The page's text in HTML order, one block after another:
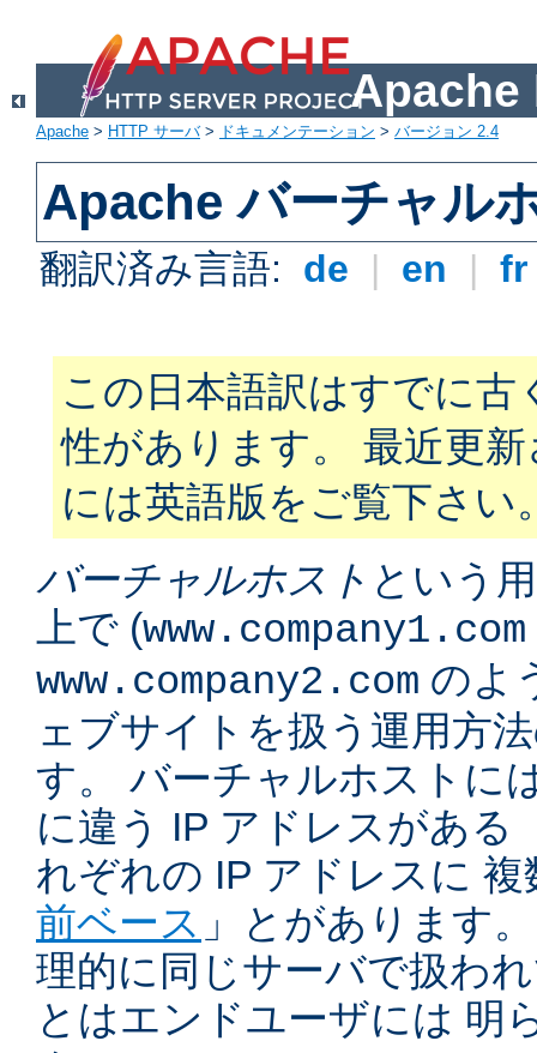
Apache
Apache > HTTP サーバ> ドキュメンテーション > バージョン 2.4
Apache バーチャル
翻訳済み言語: de | en |
この日本語訳はすでに古
性があります。 最近更
には英語版をご覧下さい
バーチャルホスト という
上で (www.company1.com
www.company2.com のよ
ェブサイトを扱う運用方
す。 バーチャルホストに
に違う IP アドレスがある
れぞれの IP アドレスに
前ベース 」とがあります
理的に同じサーバで扱わ
とはエンドユーザには 明